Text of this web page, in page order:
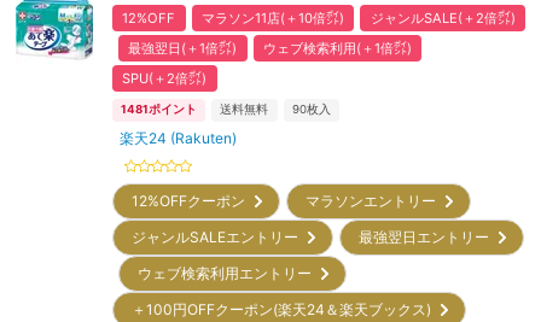
12%OFF マラソン11店(＋10倍㌽)
ジャンルSALE(＋2倍㌽)
最強翌日(＋1倍㌽)
ウェブ検索利用(＋1倍㌽)
SPU(＋2倍㌽)
1481 ポイント 送料無料 90枚入
楽天24 (Rakuten)
12%OFFクーポン
マラソンエントリー
ジャンルSALEエントリー
最強翌日エントリー
ウェブ検索利用エントリー
＋100円OFFクーポン(楽天24＆楽天ブックス)